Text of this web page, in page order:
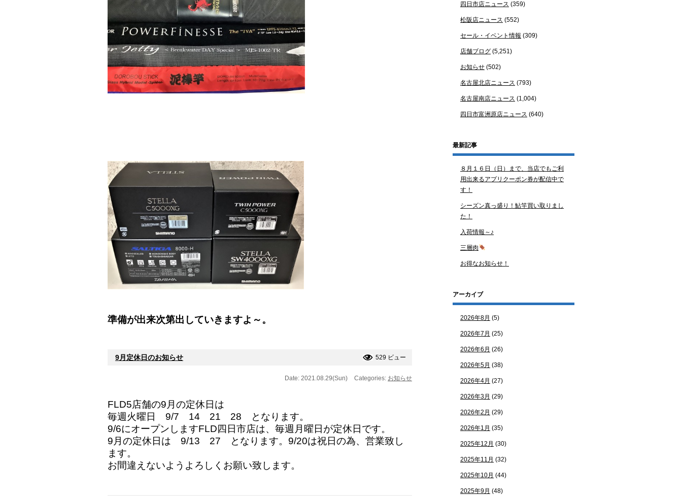
準備が出来次第出していきますよ～。
9月定休日のお知らせ 529 ビュー
Date: 2021.08.29(Sun) Categories: お知らせ
FLD5店舗の9月の定休日は
毎週火曜日 9/7 14 21 28 となります。
9/6にオープンしますFLD四日市店は、毎週月曜日が定休日です。
9月の定休日は 9/13 27 となります。 9/20は祝日の為、営業致し
ます。
お間違えないようよろしくお願い致します。
四日市店ニュース (359)
松阪店ニュース (552)
セール・イベント情報 (309)
店舗ブログ (5,251)
お知らせ (502)
名古屋北店ニュース (793)
名古屋南店ニュース (1,004)
四日市富洲原店ニュース (640)
最新記事
８月１６日（日）まで、当店でもご利
用出来るアプリクーポン券が配信中で
す！
シーズン真っ盛り！鮎竿買い取りまし
た！
入荷情報～♪
三層肉
お得なお知らせ！
アーカイブ
2026年8月 (5)
2026年7月 (25)
2026年6月 (26)
2026年5月 (38)
2026年4月 (27)
2026年3月 (29)
2026年2月 (29)
2026年1月 (35)
2025年12月 (30)
2025年11月 (32)
2025年10月 (44)
2025年9月 (48)